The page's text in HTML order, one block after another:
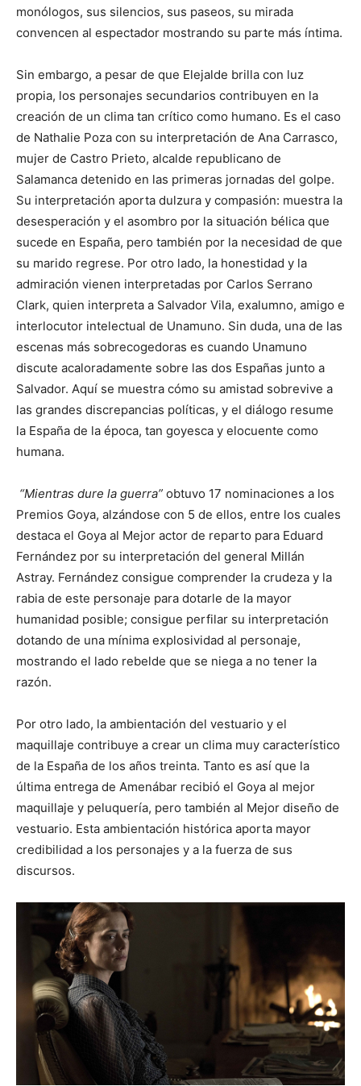
monólogos, sus silencios, sus paseos, su mirada
convencen al espectador mostrando su parte más íntima.
Sin embargo, a pesar de que Elejalde brilla con luz
propia, los personajes secundarios contribuyen en la
creación de un clima tan crítico como humano. Es el caso
de Nathalie Poza con su interpretación de Ana Carrasco,
mujer de Castro Prieto, alcalde republicano de
Salamanca detenido en las primeras jornadas del golpe.
Su interpretación aporta dulzura y compasión: muestra la
desesperación y el asombro por la situación bélica que
sucede en España, pero también por la necesidad de que
su marido regrese. Por otro lado, la honestidad y la
admiración vienen interpretadas por Carlos Serrano
Clark, quien interpreta a Salvador Vila, exalumno, amigo e
interlocutor intelectual de Unamuno. Sin duda, una de las
escenas más sobrecogedoras es cuando Unamuno
discute acaloradamente sobre las dos Españas junto a
Salvador. Aquí se muestra cómo su amistad sobrevive a
las grandes discrepancias políticas, y el diálogo resume
la España de la época, tan goyesca y elocuente como
humana.
“Mientras dure la guerra” obtuvo 17 nominaciones a los
Premios Goya, alzándose con 5 de ellos, entre los cuales
destaca el Goya al Mejor actor de reparto para Eduard
Fernández por su interpretación del general Millán
Astray. Fernández consigue comprender la crudeza y la
rabia de este personaje para dotarle de la mayor
humanidad posible; consigue perfilar su interpretación
dotando de una mínima explosividad al personaje,
mostrando el lado rebelde que se niega a no tener la
razón.
Por otro lado, la ambientación del vestuario y el
maquillaje contribuye a crear un clima muy característico
de la España de los años treinta. Tanto es así que la
última entrega de Amenábar recibió el Goya al mejor
maquillaje y peluquería, pero también al Mejor diseño de
vestuario. Esta ambientación histórica aporta mayor
credibilidad a los personajes y a la fuerza de sus
discursos.